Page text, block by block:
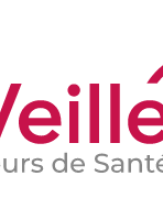
Type
Rendez-